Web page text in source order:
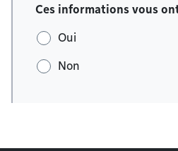
Ces informations vous
Oui
Non